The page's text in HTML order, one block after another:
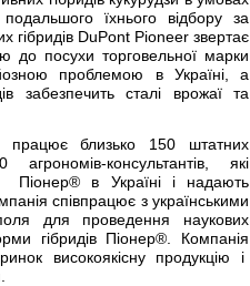
їхнього відбору за
гібридів DuPont Pioneer звертає
до посухи торговельної марки
проблемою в Україні, а
забезпечить сталі врожаї та
працює близько 150 штатних
консультантів, які
Піонер® в Україні і надають
співпрацює з українськими
для проведення наукових
гібридів Піонер®. Компанія
високоякісну продукцію і